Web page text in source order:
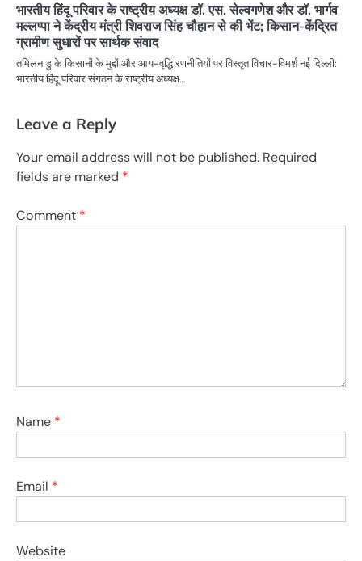
भारतीय हिंदू परिवार के राष्ट्रीय अध्यक्ष डॉ. एस. सेल्वगणेश और डॉ. भार्गव
मल्लप्पा ने केंद्रीय मंत्री शिवराज सिंह चौहान से की भेंट; किसान-केंद्रित
ग्रामीण सुधारों पर सार्थक संवाद
तमिलनाडु के किसानों के मुद्दों और आय-वृद्धि रणनीतियों पर विस्तृत विचार-विमर्श नई दिल्ली:
भारतीय हिंदू परिवार संगठन के राष्ट्रीय अध्यक्ष…
Leave a Reply
Your email address will not be published. Required
fields are marked *
Comment *
Name *
Email *
Website